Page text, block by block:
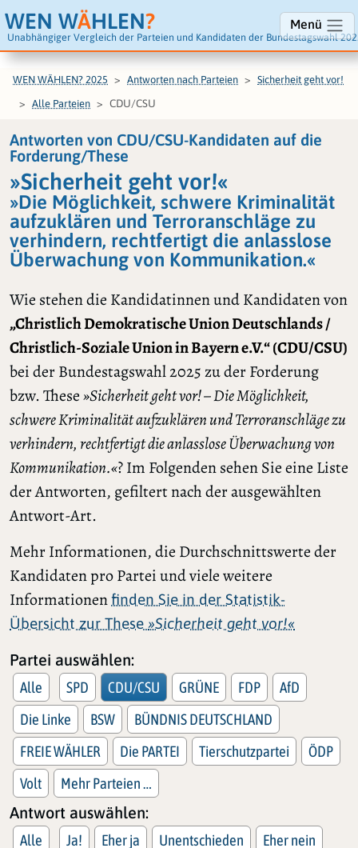
WEN WÄHLEN?
Unabhängiger Vergleich der Parteien und Kandidaten der Bundestagswahl
Menü
WEN WÄHLEN? 2025 Antworten nach Parteien Sicherheit geht vor!
Alle Parteien CDU/CSU
Antworten von CDU/CSU-Kandidaten auf die
Forderung/These
»Sicherheit geht vor!«
»Die Möglichkeit, schwere Kriminalität
aufzuklären und Terroranschläge zu
verhindern, rechtfertigt die anlasslose
Überwachung von Kommunikation.«
Wie stehen die Kandidatinnen und Kandidaten von
„Christlich Demokratische Union Deutschlands /
Christlich-Soziale Union in Bayern e.V.“ (CDU/CSU)
bei der Bundestagswahl 2025 zu der Forderung
bzw. These»Sicherheit geht vor! – Die Möglichkeit,
schwere Kriminalität aufzuklären und Terroranschläge zu
verhindern, rechtfertigt die anlasslose Überwachung von
Kommunikation.«? Im Folgenden sehen Sie eine Liste
der Antworten, gefiltert nach der ausgewählten
Antwort-Art.
Mehr Informationen, die Durchschnittswerte der
Kandidaten pro Partei und viele weitere
Informationenfinden Sie in der Statistik-
Übersicht zur These »Sicherheit geht vor!«
Partei auswählen:
Alle SPD CDU/CSU GRÜNE FDP
AfD
Die Linke
BSW
BÜNDNIS DEUTSCHLAND
FREIE WÄHLER
Die PARTEI Tierschutzpartei
ÖDP
Volt
Mehr Parteien …
Antwort auswählen:
Alle Ja! Eher ja Unentschieden
Eher nein